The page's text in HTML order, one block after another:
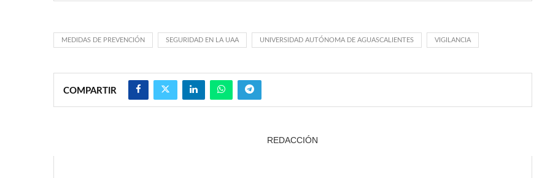
MEDIDAS DE PREVENCIÓN SEGURIDAD EN LA UAA UNIVERSIDAD AUTÓNOMA DE AGUASCALIENTES VIGILANCIA
COMPARTIR
REDACCIÓN